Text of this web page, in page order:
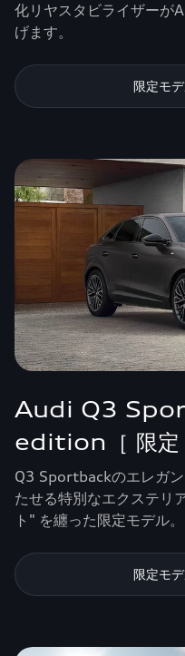
化リヤスタビライザーが
げます。
限定モ
Audi Q3
edition［ 限定
Q3 Sportbackのエレガ
たせる特別なエクステリ
ト" を纏った限定モデル。
限定モ